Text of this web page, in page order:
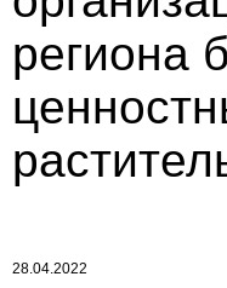
региона
28.04.2022